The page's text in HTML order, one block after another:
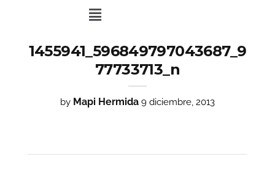
1455941_596849797043687_9
77733713_n
by Mapi Hermida 9 diciembre, 2013